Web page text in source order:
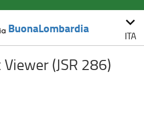
esterno,
si
apre
una
BuonaLombardia keyboard_arrow_down
ITA
(JSR 286)